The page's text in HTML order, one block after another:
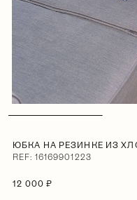
ЮБКА НА РЕЗИНКЕ ИЗ
REF: 16169901223
12 000 ₽